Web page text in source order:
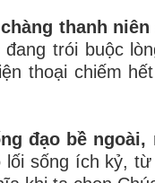
thanh niên
trói buộc
thoại chiếm
đạo bề
sống ích kỷ,